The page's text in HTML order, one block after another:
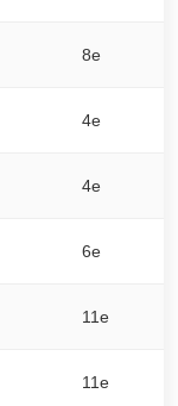
8e
4e
4e
6e
11e
11e